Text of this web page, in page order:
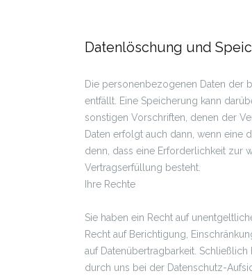
Datenlöschung und
Die personenbezogenen Daten der
entfällt. Eine Speicherung kann
sonstigen Vorschriften, denen der
Daten erfolgt auch dann, wenn eine
denn, dass eine Erforderlichkeit zur
Vertragserfüllung besteht.
Ihre Rechte
Sie haben ein Recht auf
Recht auf Berichtigung,
auf Datenübertragbarkeit.
durch uns bei der Datenschutz-